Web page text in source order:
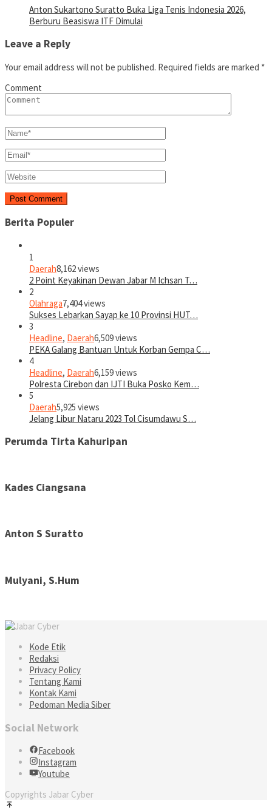
Anton Sukartono Suratto Buka Liga Tenis Indonesia 2026,
Berburu Beasiswa ITF Dimulai
Leave a Reply
Your email address will not be published. Required fields are marked *
Comment
Berita Populer
1
Daerah8,162 views
2 Point Keyakinan Dewan Jabar M Ichsan T…
2
Olahraga7,404 views
Sukses Lebarkan Sayap ke 10 Provinsi HUT…
3
Headline, Daerah6,509 views
PEKA Galang Bantuan Untuk Korban Gempa C…
4
Headline, Daerah6,159 views
Polresta Cirebon dan IJTI Buka Posko Kem…
5
Daerah5,925 views
Jelang Libur Nataru 2023 Tol Cisumdawu S…
Perumda Tirta Kahuripan
Kades Ciangsana
Anton S Suratto
Mulyani, S.Hum
Kode Etik
Redaksi
Privacy Policy
Tentang Kami
Kontak Kami
Pedoman Media Siber
Social Network
Facebook
Instagram
Youtube
Copyrights Jabar Cyber